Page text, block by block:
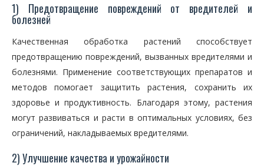
1) Предотвращение повреждений от вредителей и
болезней
Качественная обработка растений способствует
предотвращению повреждений, вызванных вредителями и
болезнями. Применение соответствующих препаратов и
методов помогает защитить растения, сохранить их
здоровье и продуктивность. Благодаря этому, растения
могут развиваться и расти в оптимальных условиях, без
ограничений, накладываемых вредителями.
2) Улучшение качества и урожайности